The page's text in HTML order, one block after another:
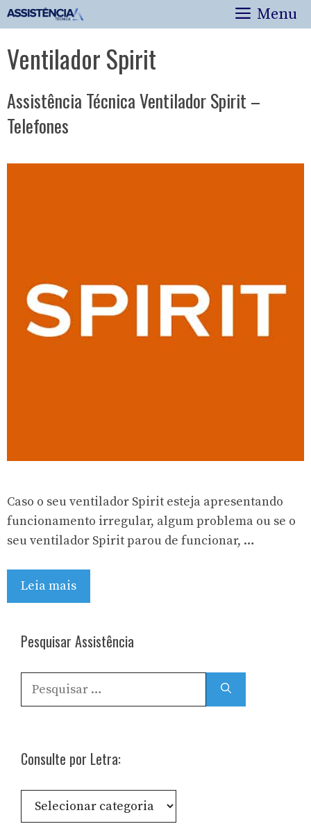
Pular
para
conteúdo
Menu
Ventilador Spirit
Assistência Técnica Ventilador Spirit –
Telefones
Caso o seu ventilador Spirit esteja apresentando
funcionamento irregular, algum problema ou se o
seu ventilador Spirit parou de funcionar, …
Leia mais
Pesquisar Assistência
Pesquisar
por:
Consulte por Letra:
Consulte